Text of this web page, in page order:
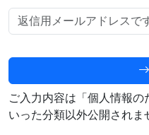
ご入力内容は「個人情報の
いった分類以外公開されま